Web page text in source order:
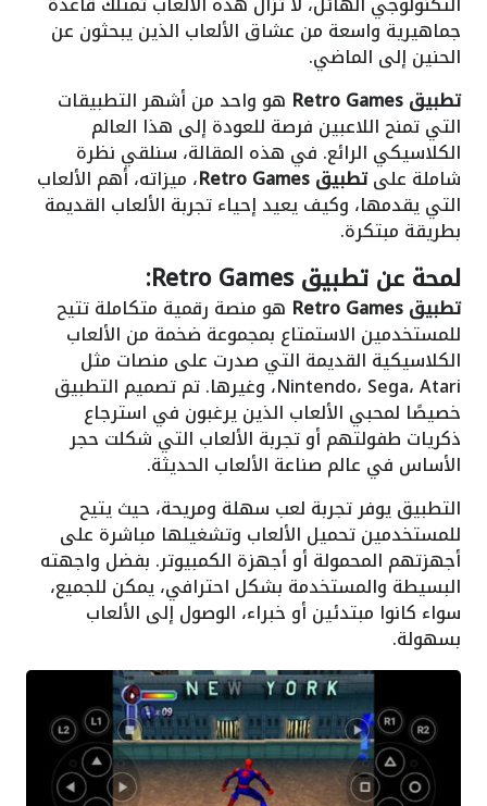
جماهيرية واسعة من عشاق الألعاب الذين يبحثون عن
الحنين إلى الماضي.
تطبيق Retro Games
هو واحد من أشهر التطبيقات
التي تمنح اللاعبين فرصة للعودة إلى هذا العالم
الكلاسيكي الرائع. في هذه المقالة، سنلقي نظرة
شاملة علىتطبيق Retro Games ، ميزاته، أهم الألعاب
التي يقدمها، وكيف يعيد إحياء تجربة الألعاب القديمة
بطريقة مبتكرة.
لمحة عن تطبيق Retro Games:
تطبيق Retro Games هو منصة رقمية متكاملة تتيح
للمستخدمين الاستمتاع بمجموعة ضخمة من الألعاب
الكلاسيكية القديمة التي صدرت على منصات مثل
Nintendo، Sega، Atari، وغيرها. تم تصميم التطبيق
خصيصًا لمحبي الألعاب الذين يرغبون في استرجاع
ذكريات طفولتهم أو تجربة الألعاب التي شكلت حجر
الأساس في عالم صناعة الألعاب الحديثة.
التطبيق يوفر تجربة لعب سهلة ومريحة، حيث يتيح
للمستخدمين تحميل الألعاب وتشغيلها مباشرة على
أجهزتهم المحمولة أو أجهزة الكمبيوتر. بفضل واجهته
البسيطة والمستخدمة بشكل احترافي، يمكن للجميع،
سواء كانوا مبتدئين أو خبراء، الوصول إلى الألعاب
بسهولة.